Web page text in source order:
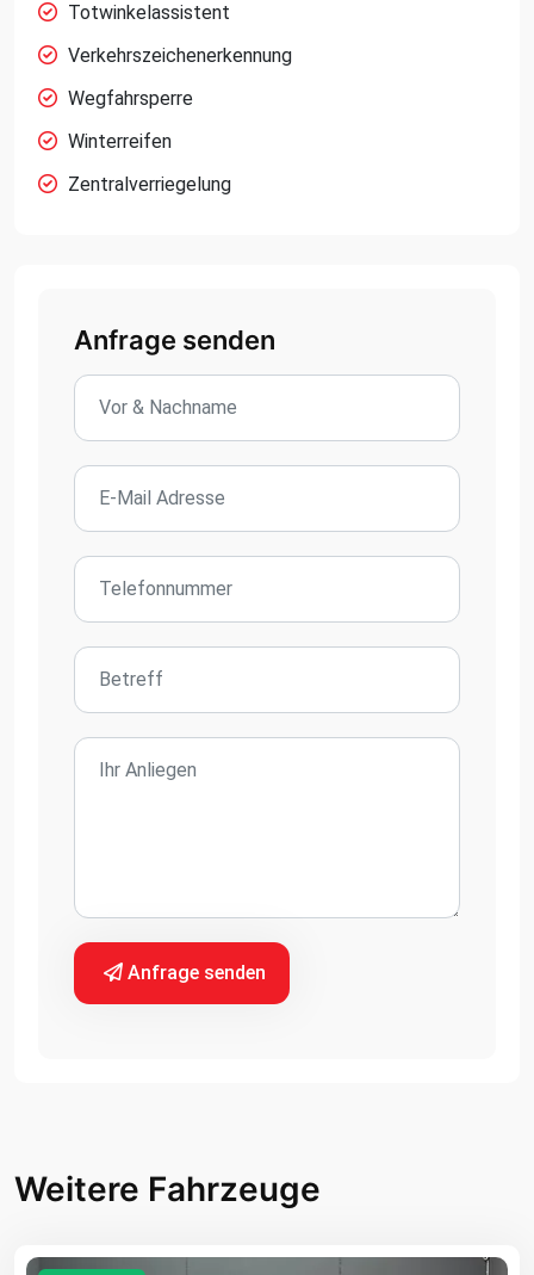
Totwinkelassistent
Verkehrszeichenerkennung
Wegfahrsperre
Winterreifen
Zentralverriegelung
Anfrage senden
Anfrage senden
Weitere Fahrzeuge